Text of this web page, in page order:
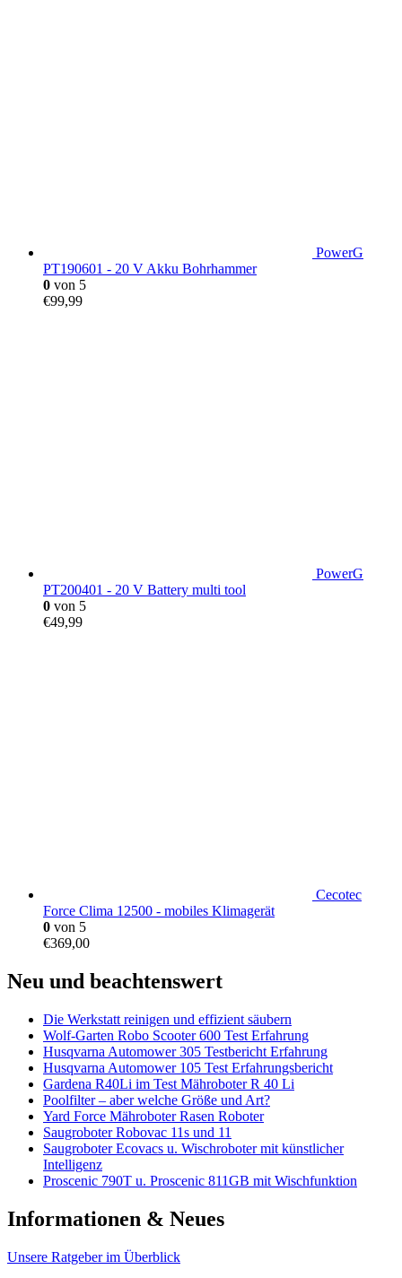
PowerG
PT190601 - 20 V Akku Bohrhammer
0 von 5
€99,99
PowerG
PT200401 - 20 V Battery multi tool
0 von 5
€49,99
Cecotec
Force Clima 12500 - mobiles Klimagerät
0 von 5
€369,00
Neu und beachtenswert
Die Werkstatt reinigen und effizient säubern
Wolf-Garten Robo Scooter 600 Test Erfahrung
Husqvarna Automower 305 Testbericht Erfahrung
Husqvarna Automower 105 Test Erfahrungsbericht
Gardena R40Li im Test Mähroboter R 40 Li
Poolfilter – aber welche Größe und Art?
Yard Force Mähroboter Rasen Roboter
Saugroboter Robovac 11s und 11
Saugroboter Ecovacs u. Wischroboter mit künstlicher
Intelligenz
Proscenic 790T u. Proscenic 811GB mit Wischfunktion
Informationen & Neues
Unsere Ratgeber im Überblick